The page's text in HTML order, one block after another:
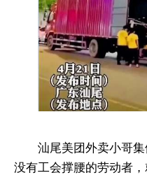
汕尾美团外卖小哥
没有工会撑腰的劳动者